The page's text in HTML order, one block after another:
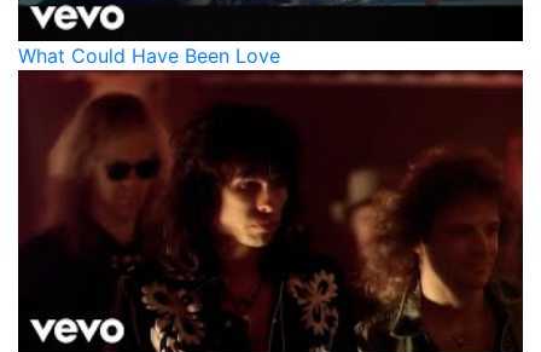
What Could Have Been Love